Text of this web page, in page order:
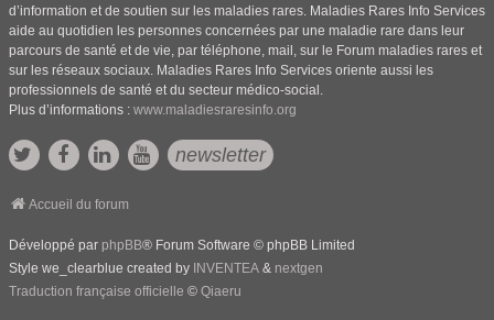
d’information et de soutien sur les maladies rares. Maladies Rares Info Services
aide au quotidien les personnes concernées par une maladie rare dans leur
parcours de santé et de vie, par téléphone, mail, sur le Forum maladies rares et
sur les réseaux sociaux. Maladies Rares Info Services oriente aussi les
professionnels de santé et du secteur médico-social.
Plus d’informations : www.maladiesraresinfo.org
newsletter
Accueil du forum
Développé par phpBB® Forum Software © phpBB Limited
Style we_clearblue created by INVENTEA & nextgen
Traduction française officielle © Qiaeru